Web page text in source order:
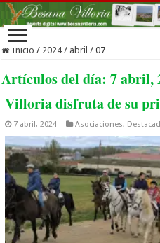
Inicio / 2024 / abril / 07
Artículos del día:7 abril,
Villoria disfruta de su
7 abril, 2024 Asociaciones,